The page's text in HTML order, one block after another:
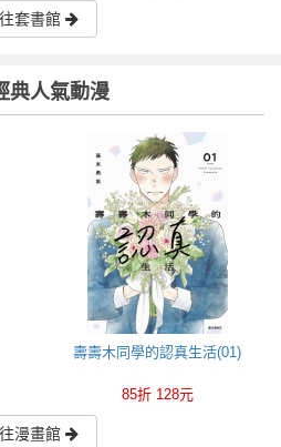
套書館
典人氣動漫
壽壽木同學的認真生活(01)
85折 128元
漫畫館